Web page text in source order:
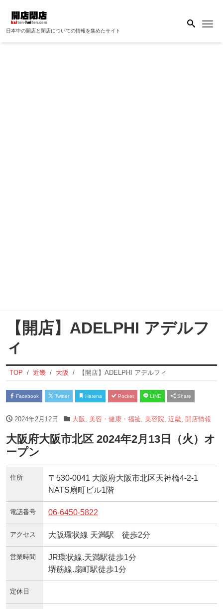
日本中の開店と閉店についての情報を集めたサイト
【開店】ADELPHI アデルフ
ィ
TOP 近畿 大阪 【開店】ADELPHI アデルフィ
Facebook Twitter Hatena Pocket LINE Share
2024年2月12日 大阪 美容・健康・福祉 美容院 近畿, 開店情報
大阪府大阪市北区 2024年2月13日（火）オ
ープン
住所
〒530-0041 大阪府大阪市北区天神橋4-2-1
NATS扇町ビル1階
電話番号 06-6450-5822
アクセス 大阪環状線 天満駅 徒歩2分
営業時間
JR環状線.天満駅徒歩1分
堺筋線.扇町駅徒歩1分
定休日